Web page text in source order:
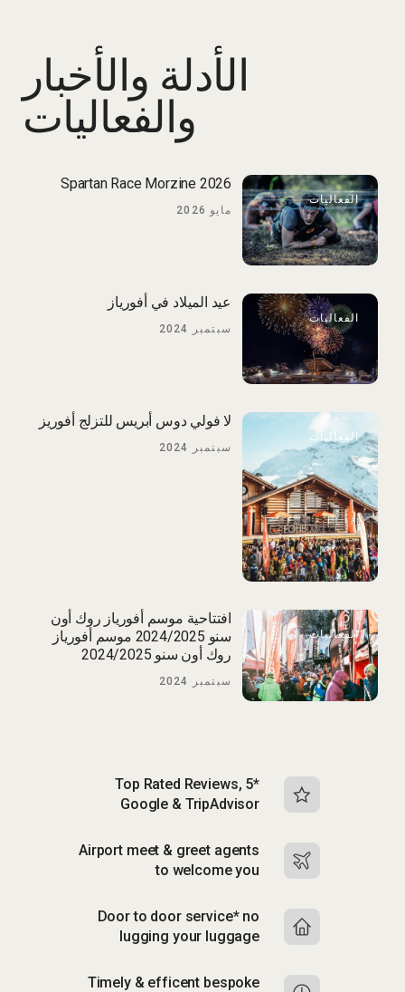
الأدلة والأخبار
والفعاليات
الفعاليات
Spartan Race Morzine 2026
مايو 2026
الفعاليات
عيد الميلاد في أفورياز
سبتمبر 2024
الفعاليات
لا فولي دوس أبريس للتزلج أفوريز
سبتمبر 2024
الفعاليات
افتتاحية موسم أفورياز روك أون
سنو 2024/2025 موسم أفورياز
روك أون سنو 2024/2025
سبتمبر 2024
Top Rated Reviews, 5*
Google & TripAdvisor
Airport meet & greet agents
to welcome you
Door to door service* no
lugging your luggage
Timely & efficent bespoke